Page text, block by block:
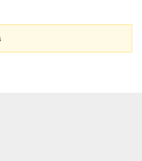
Publikāciju